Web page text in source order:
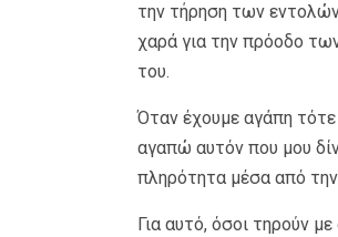
την τήρηση των
χαρά για την πρόοδο
του.
Όταν έχουμε αγάπη τότε
αγαπώ αυτόν που μου
πληρότητα μέσα από
Για αυτό, όσοι τηρούν